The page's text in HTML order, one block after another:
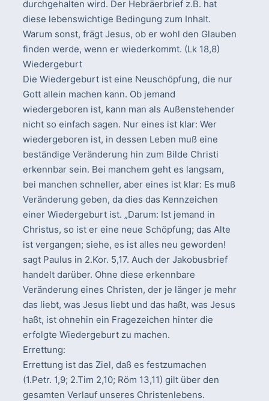
durchgehalten wird. Der Hebräerbrief z.B. hat
diese lebenswichtige Bedingung zum Inhalt.
Warum sonst, frägt Jesus, ob er wohl den Glauben
finden werde, wenn er wiederkommt. (Lk 18,8)
Wiedergeburt
Die Wiedergeburt ist eine Neuschöpfung, die nur
Gott allein machen kann. Ob jemand
wiedergeboren ist, kann man als Außenstehender
nicht so einfach sagen. Nur eines ist klar: Wer
wiedergeboren ist, in dessen Leben muß eine
beständige Veränderung hin zum Bilde Christi
erkennbar sein. Bei manchem geht es langsam,
bei manchen schneller, aber eines ist klar: Es muß
Veränderung geben, da dies das Kennzeichen
einer Wiedergeburt ist. „Darum: Ist jemand in
Christus, so ist er eine neue Schöpfung; das Alte
ist vergangen; siehe, es ist alles neu geworden!
sagt Paulus in 2.Kor. 5,17. Auch der Jakobusbrief
handelt darüber. Ohne diese erkennbare
Veränderung eines Christen, der je länger je mehr
das liebt, was Jesus liebt und das haßt, was Jesus
haßt, ist ohnehin ein Fragezeichen hinter die
erfolgte Wiedergeburt zu machen.
Errettung:
Errettung ist das Ziel, daß es festzumachen
(1.Petr. 1,9; 2.Tim 2,10; Röm 13,11) gilt über den
gesamten Verlauf unseres Christenlebens.